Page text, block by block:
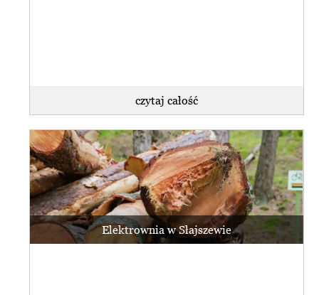
czytaj całość
Elektrownia w Słajszewie